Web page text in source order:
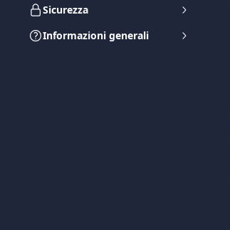
Sicurezza
Informazioni generali